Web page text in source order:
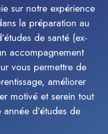
sur notre expérience
la préparation au
de santé (ex-
accompagnement
vous permettre de
améliorer
motivé et serein tout
d’études de